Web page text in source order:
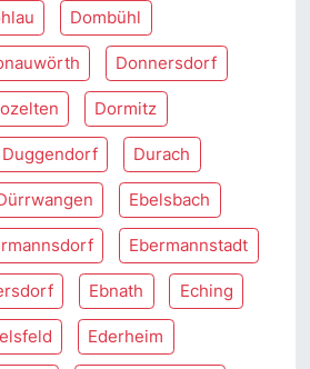
Dombühl
Donnersdorf
Dormitz
Duggendorf Durach
Ebelsbach
Ebermannstadt
Ebnath Eching
Ederheim